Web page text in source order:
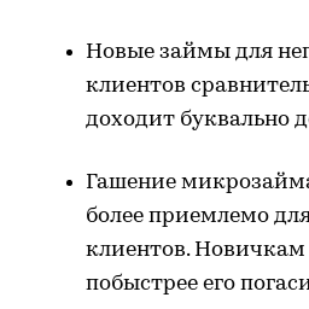
Новые займы для
клиентов
доходит буквально
Гашение
более приемлемо
клиентов. Новичкам
побыстрее его